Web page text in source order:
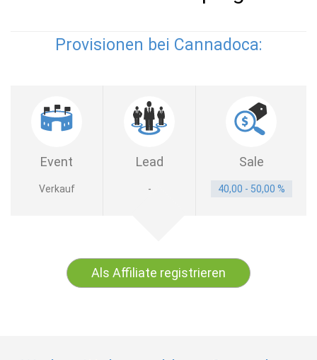
Provisionen bei Cannadoca:
Event Lead Sale
Verkauf - 40,00 - 50,00 %
Als Affiliate registrieren